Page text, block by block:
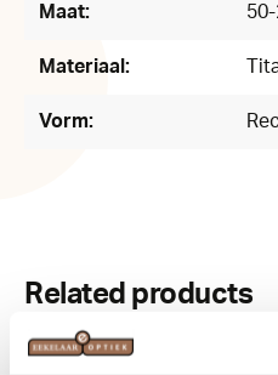
Maat:
Materiaal:
Vorm:
Related products